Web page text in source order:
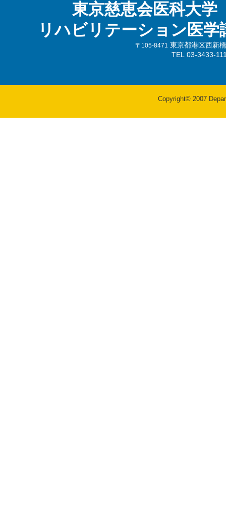
東京慈恵会医科大学
リハビリテーション医学
〒105-8471 東京都港区西新
TEL 03-3433-
Copyright© 2007